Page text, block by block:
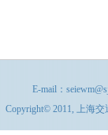
E-mail：
Copyright© 2011, 上海